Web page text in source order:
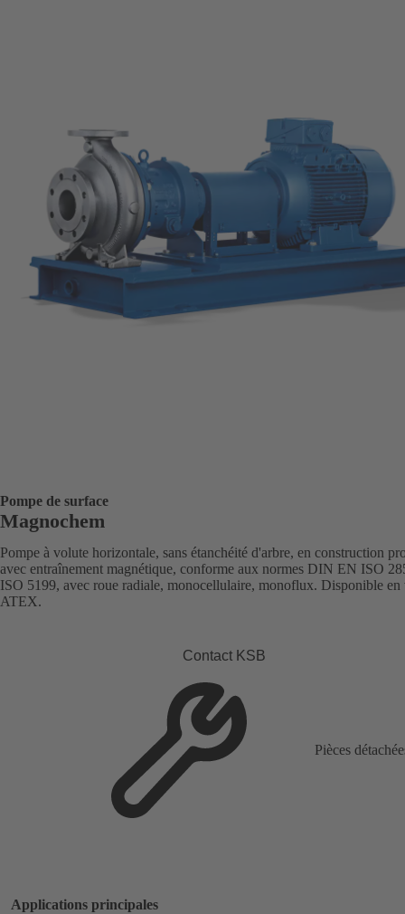
Pompe de surface
Magnochem
Pompe à volute horizontale, sans étanchéité d'arbre, en construction
avec entraînement magnétique, conforme aux normes DIN EN ISO
ISO 5199, avec roue radiale, monocellulaire, monoflux. Disponible en
ATEX.
Contact KSB
Pièces
Applications principales